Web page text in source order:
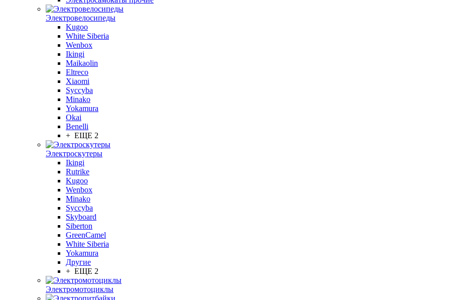
Электровелосипеды
Kugoo
White Siberia
Wenbox
Ikingi
Maikaolin
Eltreco
Xiaomi
Syccyba
Minako
Yokamura
Okai
Benelli
+ ЕЩЕ 2
Электроскутеры
Ikingi
Rutrike
Kugoo
Wenbox
Minako
Syccyba
Skyboard
Siberton
GreenCamel
White Siberia
Yokamura
Другие
+ ЕЩЕ 2
Электромотоциклы